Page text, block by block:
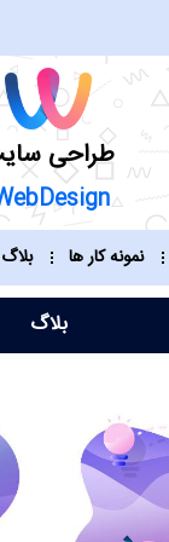
طراحی
نمونه کار ها بلاگ
بلاگ